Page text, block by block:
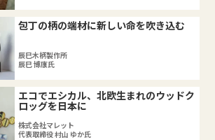
包丁の柄の端材に新しい命を吹き込む
辰巳木柄製作所
辰巳 博康氏
エコでエシカル、北欧生まれのウッドク
ロッグを日本に
株式会社マレット
代表取締役 村⼭ ゆか氏